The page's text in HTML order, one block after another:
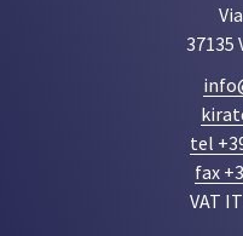
37135
tel
fax
VAT